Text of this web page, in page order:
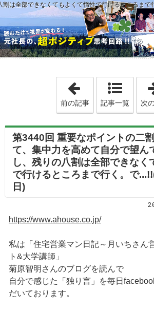
は全部できなくてもよくて惰性で行けるところまで
「第3439回 私
前の記事 記事一覧 次
第3440回 重要なポイントの二
て、集中力を高めて自分で望ん
し、残りの八割は全部できなく
で行けるところまで行く。で
日)
https://www.ahouse.co.jp/
私は「住宅営業マン日記～月いちさん
ト&大学講師」
菊原智明さんのブログを読んで
自分で感じた「独り言」を毎日
だいております。